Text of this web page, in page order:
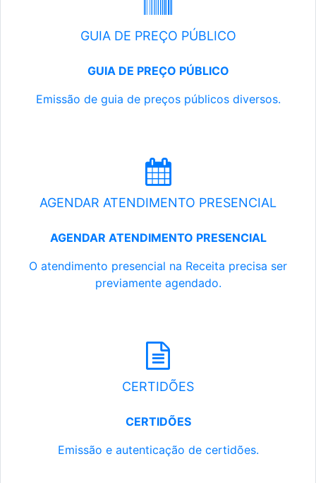
GUIA DE PREÇO PÚBLICO
GUIA DE PREÇO PÚBLICO
Emissão de guia de preços públicos diversos.
AGENDAR ATENDIMENTO PRESENCIAL
AGENDAR ATENDIMENTO PRESENCIAL
O atendimento presencial na Receita precisa ser
previamente agendado.
CERTIDÕES
CERTIDÕES
Emissão e autenticação de certidões.